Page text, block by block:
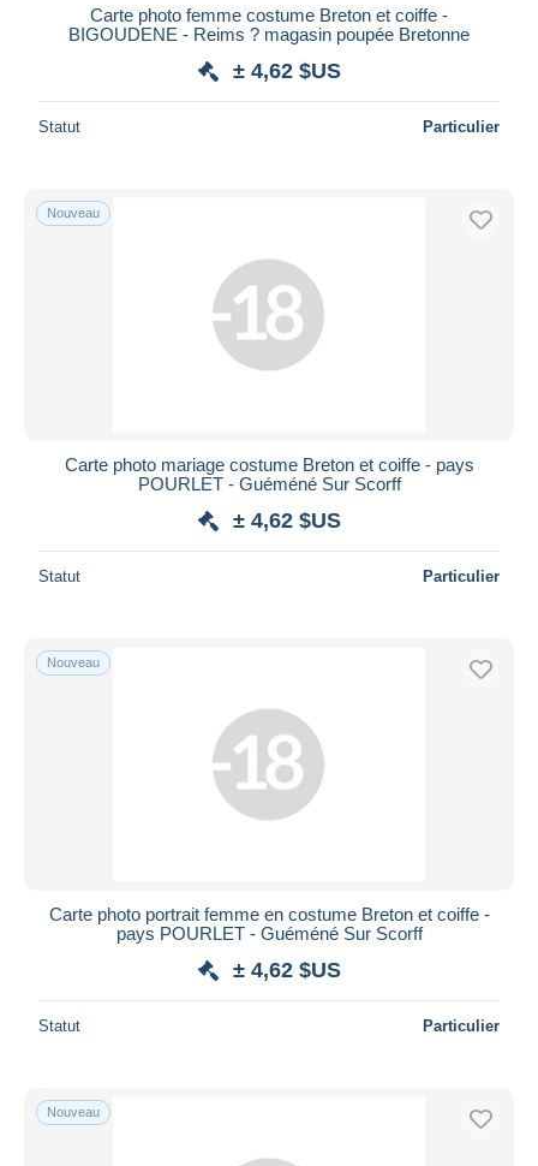
Carte photo femme costume Breton et coiffe -
BIGOUDENE - Reims ? magasin poupée Bretonne
± 4,62 $US
Statut Particulier
Nouveau
Carte photo mariage costume Breton et coiffe - pays
POURLET - Guéméné Sur Scorff
± 4,62 $US
Statut Particulier
Nouveau
Carte photo portrait femme en costume Breton et coiffe -
pays POURLET - Guéméné Sur Scorff
± 4,62 $US
Statut Particulier
Nouveau